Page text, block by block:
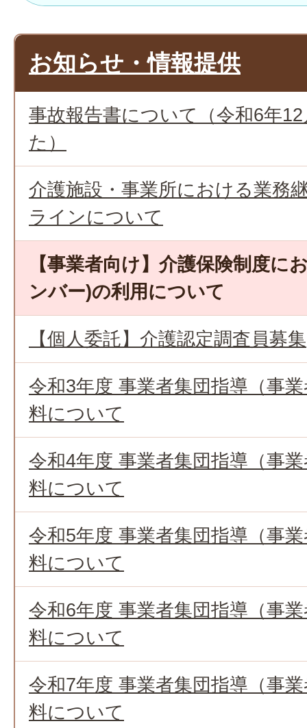
お知らせ・情報提供
事故報告書について（令和6年
た）
介護施設・事業所における業務
ラインについて
【事業者向け】介護保険制度に
ンバー)の利用について
【個人委託】介護認定調査員募集
令和3年度 事業者集団指導（事
料について
令和4年度 事業者集団指導（事
料について
令和5年度 事業者集団指導（事
料について
令和6年度 事業者集団指導（事
料について
令和7年度 事業者集団指導（事
料について